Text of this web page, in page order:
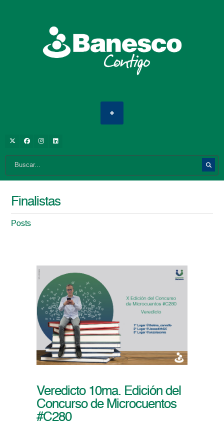
Finalistas
Posts
Veredicto 10ma. Edición del
Concurso de Microcuentos
#C280